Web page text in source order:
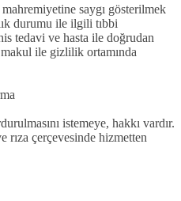
saygı gösterilmek
durumu ile ilgili tıbbi
tedavi ve hasta ile doğrudan
ile gizlilik ortamında
istemeye, hakkı vardır.
rıza çerçevesinde hizmetten